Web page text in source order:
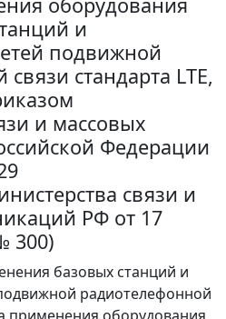
оборудования
и
подвижной
стандарта LTE,
и массовых
Федерации
связи и
РФ от 17
300)
базовых станций и
радиотелефонной